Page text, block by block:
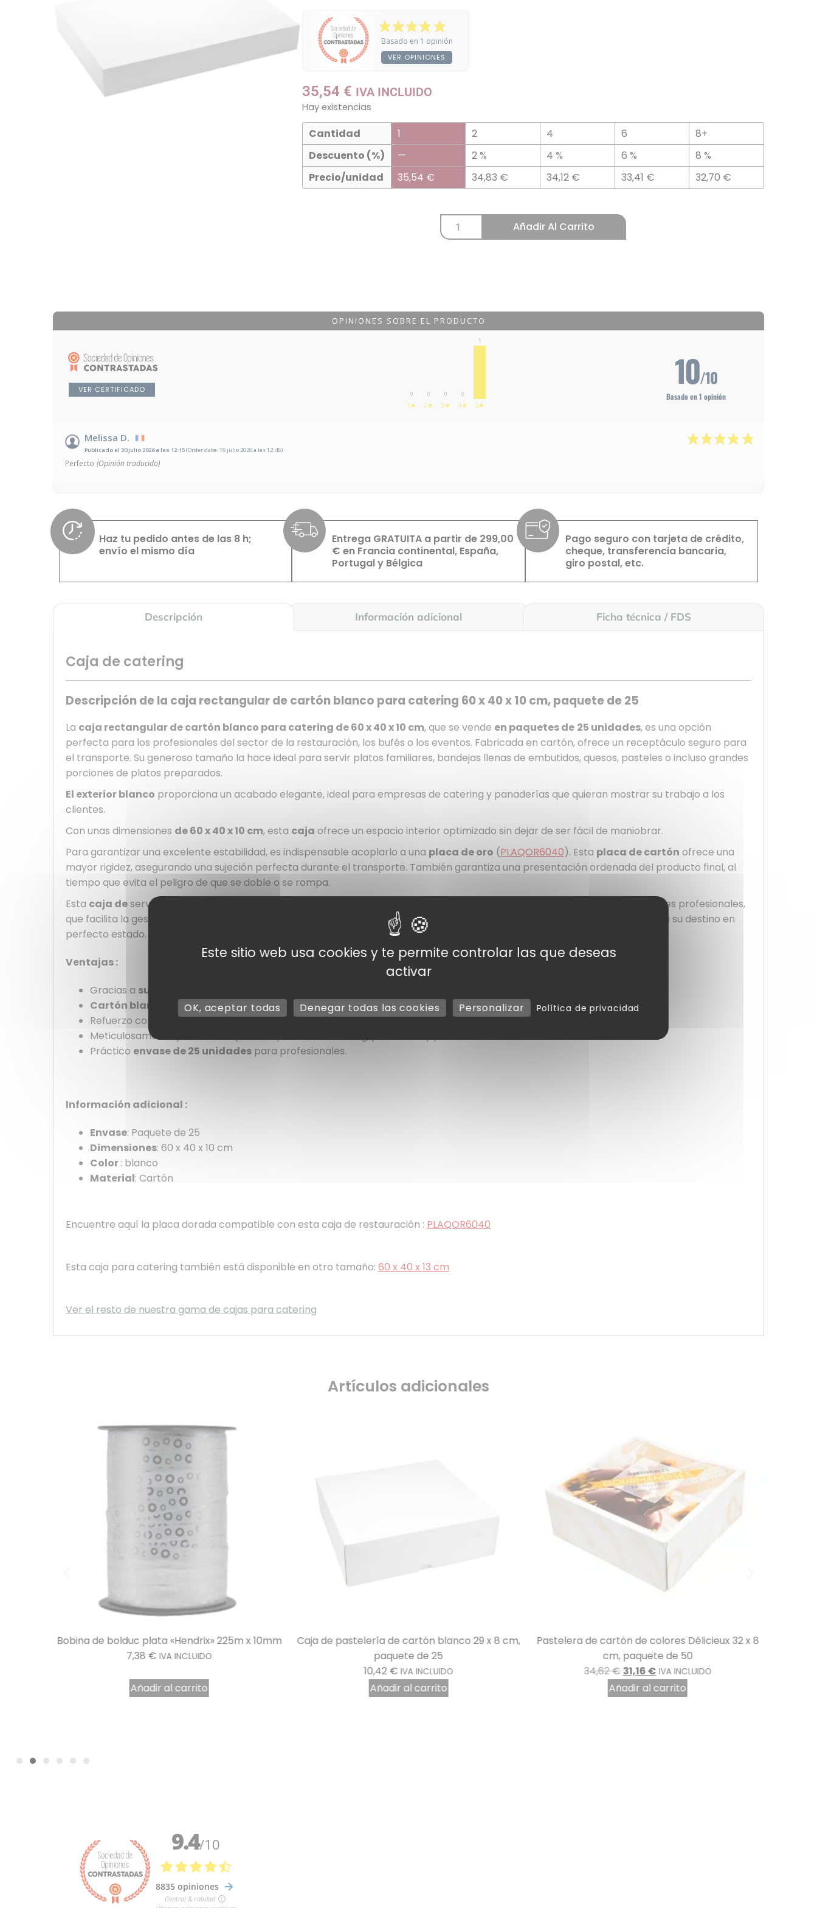
Basado en 1 opinión
VER OPINIONES
35,54 € IVA INCLUIDO
Hay existencias
Cantidad
Descuento (%)
Precio/unidad
1
—
35,54 €
2
2 %
34,83 €
4
4 %
34,12 €
6
6 %
33,41 €
8+
8 %
32,70 €
Añadir Al Carrito
OPINIONES SOBRE EL PRODUCTO
VER CERTIFICADO 0
1★
0
2★
0
3★
0
4★
1
5★
10/10
Basado en 1 opinión
Melissa D.
Publicado el 30 julio 2026 a las 12:15(Order date: 16 julio 2026 a las 12:46)
Perfecto (Opinión traducido)
Haz tu pedido antes de las 8 h;
envío el mismo día
Entrega GRATUITA a partir de 299,00
€ en Francia continental, España,
Portugal y Bélgica
Pago seguro con tarjeta de crédito,
cheque, transferencia bancaria,
giro postal, etc.
Descripción Información adicional Ficha técnica / FDS
Caja de catering
Descripción de la caja rectangular de cartón blanco para catering 60 x 40 x 10 cm, paquete de 25
La caja rectangular de cartón blanco para catering de 60 x 40 x 10 cm, que se vende en paquetes de 25 unidades, es una opción
perfecta para los profesionales del sector de la restauración, los bufés o los eventos. Fabricada en cartón, ofrece un receptáculo seguro para
el transporte. Su generoso tamaño la hace ideal para servir platos familiares, bandejas llenas de embutidos, quesos, pasteles o incluso grandes
porciones de platos preparados.
El exterior blanco proporciona un acabado elegante, ideal para empresas de catering y panaderías que quieran mostrar su trabajo a los
clientes.
Con unas dimensiones de 60 x 40 x 10 cm, esta caja ofrece un espacio interior optimizado sin dejar de ser fácil de maniobrar.
Para garantizar una excelente estabilidad, es indispensable acoplarlo a una placa de oro (PLAQOR6040). Esta placa de cartón ofrece una
mayor rigidez, asegurando una sujeción perfecta durante el transporte. También garantiza una presentación ordenada del producto final, al
tiempo que evita el peligro de que se doble o se rompa.
Esta caja deservicio de
, es un embalaje adecuado para las necesidades profesionales,
que facilita la gestión eficaz de sus pedidos y eventos. Sus alimentos se transportan en condiciones óptimas y siempre llegan a su destino en
perfecto estado.
Ventajas :
Gracias a su gran capacidad,
Cartón blanco sólido para una buena resistencia.
Refuerzo con
placa de oro(PLAQOR6040 )para una rigidez máxima.
Meticulosamente presentado para empresas de catering, pasteleros y panaderos.
Práctico envase de 25 unidades para profesionales.
Información adicional :
Envase: Paquete de 25
Dimensiones: 60 x 40 x 10 cm
Color: blanco
Material: Cartón
Encuentre aquí la placa dorada compatible con esta caja de restauración : PLAQOR6040
Esta caja para catering también está disponible en otro tamaño: 60 x 40 x 13 cm
Ver el resto de nuestra gama de cajas para catering
Artículos adicionales
Bobina de bolduc plata «Hendrix» 225m x 10mm
7,38€ IVA INCLUIDO
Añadir al carrito
Caja de pastelería de cartón blanco 29 x 8 cm,
paquete de 25
10,42€ IVA INCLUIDO
Añadir al carrito
Pastelera de cartón de colores Délicieux 32 x 8
cm, paquete de 50
34,62€ 31,16€ IVA INCLUIDO
Añadir al carrito
Este sitio web usa cookies y te permite controlar las que deseas
activar
OK, aceptar todas Denegar todas las cookies Personalizar Política de privacidad